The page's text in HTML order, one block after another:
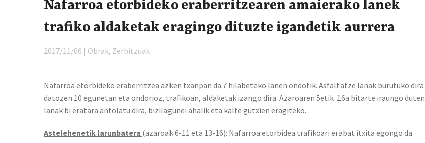
Nafarroa etorbideko eraberritzearen amaierako lanek
trafiko aldaketak eragingo dituzte igandetik aurrera
2017/11/06 | Obrak, Zerbitzuak
Nafarroa etorbideko eraberritzea azken txanpan da 7 hilabeteko lanen ondotik. Asfaltatze lanak burutuko dira
datozen 10 egunetan eta ondorioz, trafikoan, aldaketak izango dira. Azaroaren 5etik 16a bitarte iraungo duten
lanak bi eratara antolatu dira, bizilagunei ahalik eta kalte gutxien eragiteko.
Astelehenetik larunbatera (azaroak 6-11 eta 13-16): Nafarroa etorbidea trafikoari erabat itxita egongo da.